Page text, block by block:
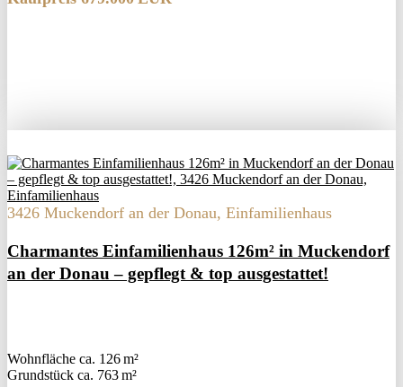
3426 Muckendorf an der Donau, Einfamilienhaus
Charmantes Einfamilienhaus 126m² in Muckendorf
an der Donau – gepflegt & top ausgestattet!
Wohnfläche ca. 126 m²
Grund­stück ca. 763 m²